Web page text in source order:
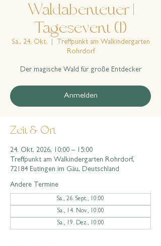
Waldabenteuer |
Tagesevent (1)
Sa., 24. Okt.
Treffpunkt am Walkindergarten
Rohrdorf
Der magische Wald für große Entdecker
Anmelden
Zeit & Ort
24. Okt. 2026, 10:00 – 15:00
Treffpunkt am Walkindergarten Rohrdorf,
72184 Eutingen im Gäu, Deutschland
Andere Termine
Sa., 26. Sept., 10:00
Sa., 14. Nov., 10:00
Sa., 19. Dez., 10:00